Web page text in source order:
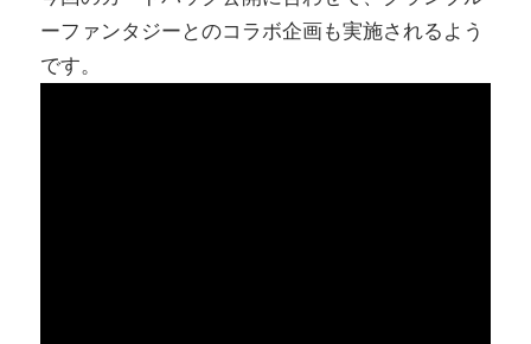
ーファンタジーとのコラボ企画も実施されるよう
です。